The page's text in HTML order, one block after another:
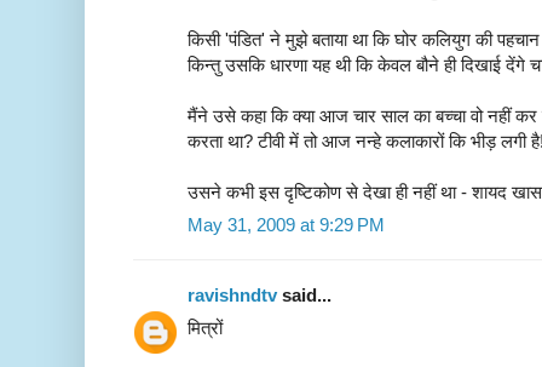
किसी 'पंडित' ने मुझे बताया था कि घोर कलियुग की
किन्तु उसकि धारणा यह थी कि केवल बौने ही दिखाई देंगे
मैंने उसे कहा कि क्या आज चार साल का बच्चा वो नहीं
करता था? टीवी में तो आज नन्हे कलाकारों कि भीड़ लगी
उसने कभी इस दृष्टिकोण से देखा ही नहीं था - शायद
May 31, 2009 at 9:29 PM
ravishndtvsaid...
मित्रों